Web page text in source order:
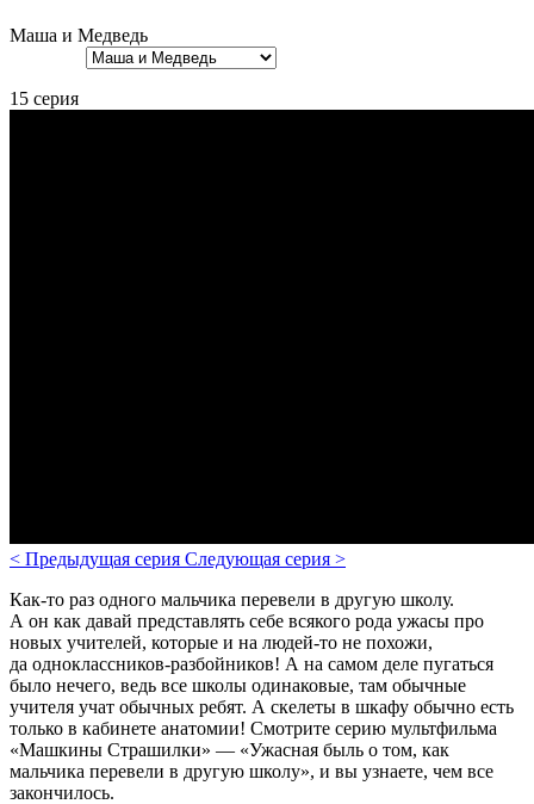
Маша и Медведь
15 серия
< Предыдущая серия Следующая серия >
Как-то раз одного мальчика перевели в другую школу.
А он как давай представлять себе всякого рода ужасы про
новых учителей, которые и на людей-то не похожи,
да одноклассников-разбойников! А на самом деле пугаться
было нечего, ведь все школы одинаковые, там обычные
учителя учат обычных ребят. А скелеты в шкафу обычно есть
только в кабинете анатомии! Смотрите серию мультфильма
«Машкины Страшилки» — «Ужасная быль о том, как
мальчика перевели в другую школу», и вы узнаете, чем все
закончилось.